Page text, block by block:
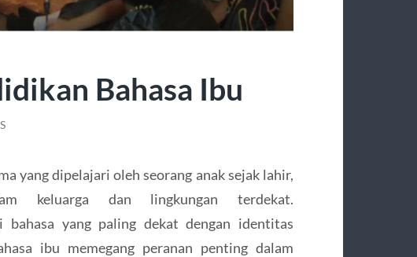
Bahasa Ibu
yang dipelajari oleh seorang anak sejak lahir,
keluarga dan lingkungan terdekat.
bahasa yang paling dekat dengan identitas
ibu memegang peranan penting dalam